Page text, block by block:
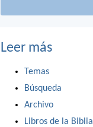
Leer más
Temas
Búsqueda
Archivo
Libros de la Biblia